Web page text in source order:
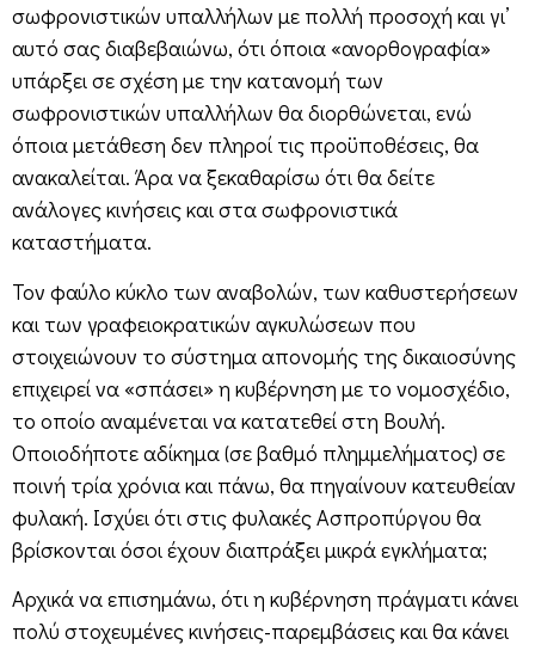
σωφρονιστικών υπαλλήλων με πολλή προσοχή και γι’
αυτό σας διαβεβαιώνω, ότι όποια «ανορθογραφία»
υπάρξει σε σχέση με την κατανομή των
σωφρονιστικών υπαλλήλων θα διορθώνεται, ενώ
όποια μετάθεση δεν πληροί τις προϋποθέσεις, θα
ανακαλείται. Άρα να ξεκαθαρίσω ότι θα δείτε
ανάλογες κινήσεις και στα σωφρονιστικά
καταστήματα.
Τον φαύλο κύκλο των αναβολών, των καθυστερήσεων
και των γραφειοκρατικών αγκυλώσεων που
στοιχειώνουν το σύστημα απονομής της δικαιοσύνης
επιχειρεί να «σπάσει» η κυβέρνηση με το νομοσχέδιο,
το οποίο αναμένεται να κατατεθεί στη Βουλή.
Οποιοδήποτε αδίκημα (σε βαθμό πλημμελήματος) σε
ποινή τρία χρόνια και πάνω, θα πηγαίνουν κατευθείαν
φυλακή. Ισχύει ότι στις φυλακές Ασπροπύργου θα
βρίσκονται όσοι έχουν διαπράξει μικρά εγκλήματα;
Αρχικά να επισημάνω, ότι η κυβέρνηση πράγματι κάνει
πολύ στοχευμένες κινήσεις-παρεμβάσεις και θα κάνει